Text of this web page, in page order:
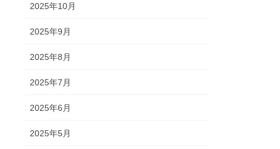
2025年10月
2025年9月
2025年8月
2025年7月
2025年6月
2025年5月